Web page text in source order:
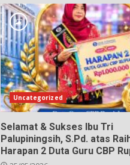
Uncategorized
Selamat & Sukses Ibu Tri
Palupiningsih, S.Pd. atas
Harapan 2 Duta Guru CBP